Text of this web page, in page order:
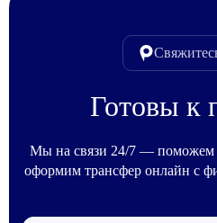
Готовы к
Мы на связи 24/7 — поможем
оформим трансфер онлайн с